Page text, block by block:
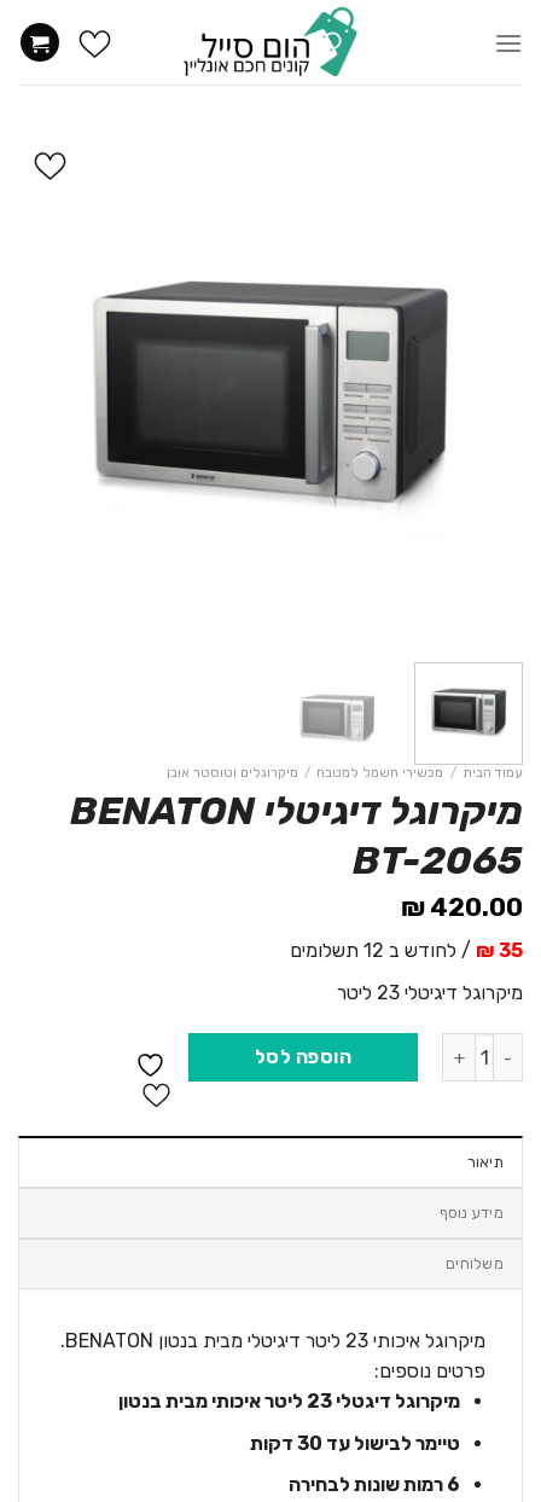
עמוד הבית / מכשירי חשמל למטבח / מיקרוגלים וטוסטר אובן
מיקרוגל דיגיטלי BENATON
BT-2065
420.00
₪
35 ₪
/ לחודש ב 12 תשלומים
מיקרוגל דיגיטלי 23 ליטר
כמות של מיקרוגל דיגיטלי BENATON BT-2065הוספה לסל
תיאור
מידע נוסף
משלוחים
מיקרוגל איכותי 23 ליטר דיגיטלי מבית בנטון
BENATON.
פרטים נוספים:
מיקרוגל דיגטלי 23 ליטר איכותי מבית בנטון
טיימר לבישול עד 30 דקות
6 רמות שונות לבחירה